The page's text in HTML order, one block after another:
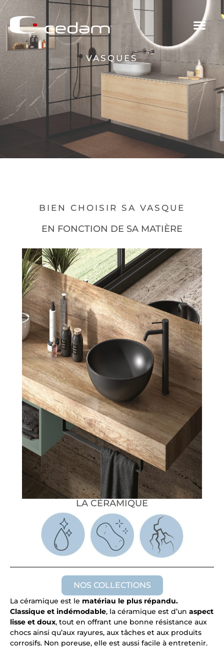
VASQUES
BIEN CHOISIR SA VASQUE
EN FONCTION DE SA MATIÈRE
LA CÉRAMIQUE
NOS COLLECTIONS
La céramique est le matériau le plus répandu.
Classique et indémodable, la céramique est d’un aspect
lisse et doux, tout en offrant une bonne résistance aux
chocs ainsi qu’aux rayures, aux tâches et aux produits
corrosifs. Non poreuse, elle est aussi facile à entretenir.